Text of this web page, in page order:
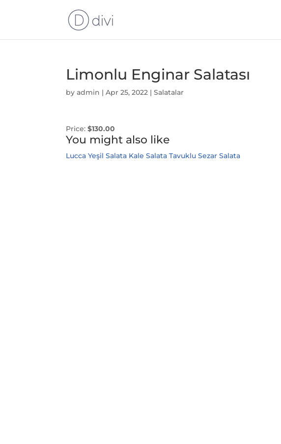
Limonlu Enginar Salatası
byadmin |Apr 25, 2022 |Salatalar
Price:$130.00
You might also like
Lucca Yeşil Salata Kale Salata Tavuklu Sezar Salata